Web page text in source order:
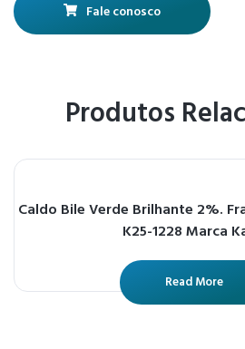
Fale conosco
Produtos
Caldo Bile Verde Brilhante 2%.
K25-1228 Marca
Read More